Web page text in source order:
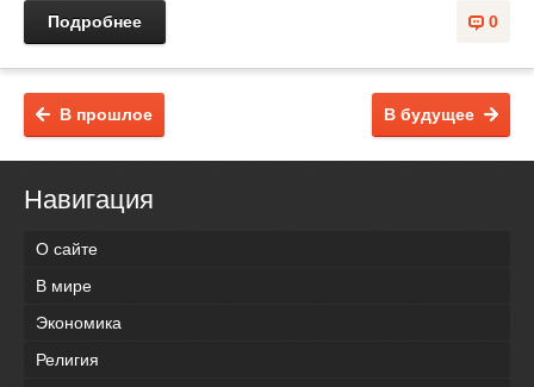
0
Подробнее
В будущее
В прошлое
Навигация
О сайте
В мире
Экономика
Религия